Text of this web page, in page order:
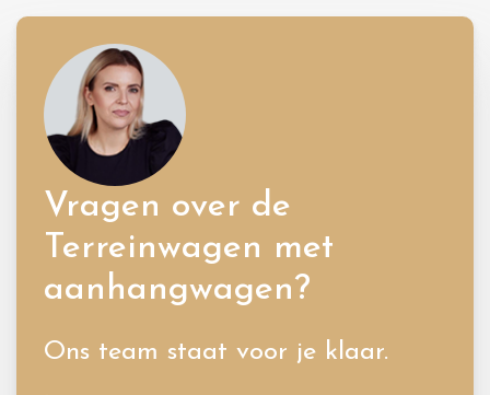
Vragen over de
Terreinwagen met
aanhangwagen?
Ons team staat voor je klaar.